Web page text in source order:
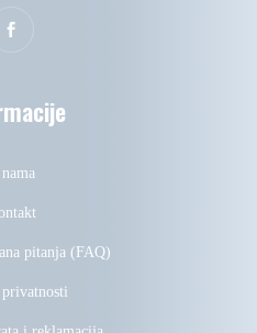
pitanja (FAQ)
privatnosti